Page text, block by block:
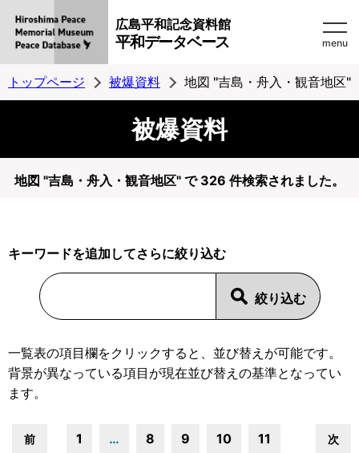
広島平和記念資料館
平和データベース menu
トップページ 被爆資料 地図 "吉島・舟入・観音地区"
被爆資料
地図 "吉島・舟入・観音地区" で 326 件検索されました。
キーワードを追加してさらに絞り込む
一覧表の項目欄をクリックすると、並び替えが可能です。
背景が異なっている項目が現在並び替えの基準となってい
ます。
前
1 … 8 9 10 11
次